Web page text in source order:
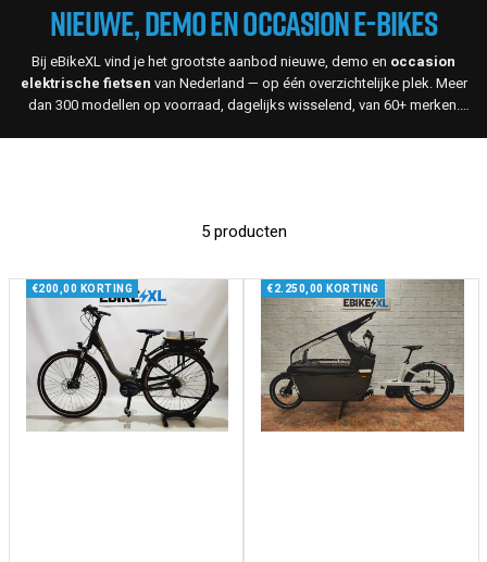
Nieuwe, demo en occasion e-bikes
Bij eBikeXL vind je het grootste aanbod nieuwe, demo en occasion
elektrische fietsen van Nederland — op één overzichtelijke plek. Meer
dan 300 modellen op voorraad, dagelijks wisselend, van 60+ merken.
5 producten
€200,00 KORTING €2.250,00 KORTING